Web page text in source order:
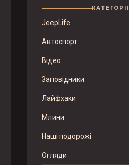
КАТЕГОРІЇ
JeepLife
Автоспорт
Відео
Заповідники
Лайфхаки
Млини
Наші подорожі
Огляди